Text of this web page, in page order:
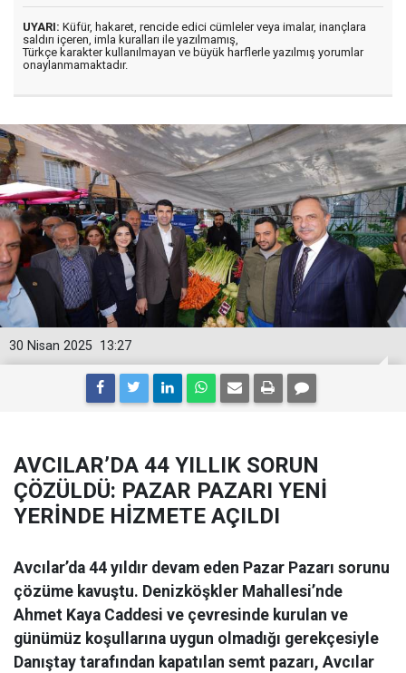
UYARI: Küfür, hakaret, rencide edici cümleler veya imalar, inançlara
saldırı içeren, imla kuralları ile yazılmamış,
Türkçe karakter kullanılmayan ve büyük harflerle yazılmış yorumlar
onaylanmamaktadır.
13:27
30 Nisan 2025
AVCILAR’DA 44 YILLIK SORUN
ÇÖZÜLDÜ: PAZAR PAZARI YENİ
YERİNDE HİZMETE AÇILDI
Avcılar’da 44 yıldır devam eden Pazar Pazarı sorunu
çözüme kavuştu. Denizköşkler Mahallesi’nde
Ahmet Kaya Caddesi ve çevresinde kurulan ve
günümüz koşullarına uygun olmadığı gerekçesiyle
Danıştay tarafından kapatılan semt pazarı, Avcılar